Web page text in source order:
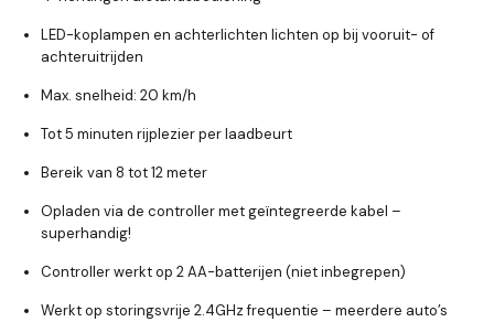
LED-koplampen en achterlichten lichten op bij vooruit- of
achteruitrijden
Max. snelheid: 20 km/h
Tot 5 minuten rijplezier per laadbeurt
Bereik van 8 tot 12 meter
Opladen via de controller met geïntegreerde kabel –
superhandig!
Controller werkt op 2 AA-batterijen (niet inbegrepen)
Werkt op storingsvrije 2.4GHz frequentie – meerdere auto’s